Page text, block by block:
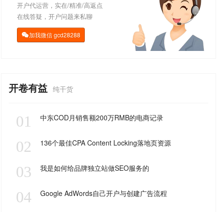
开户代运营，实在/精准/高返点
在线答疑，开户问题来私聊
加我微信gcd28288
开卷有益 纯干货
01 中东COD月销售额200万RMB的电商记录
02 136个最佳CPA Content Locking落地页资源
03 我是如何给品牌独立站做SEO服务的
04 Google AdWords自己开户与创建广告流程